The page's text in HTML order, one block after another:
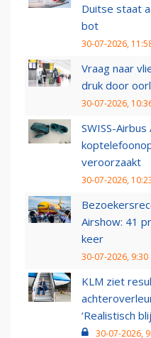
Duitse staat
bot
30-07-2026,
Vraag naar
druk door
30-07-2026,
SWISS-
veroorzaakt
30-07-2026,
Airshow: 41
keer
30-07-2026, 9:30
KLM ziet
‘Realistisch
30-07-2026,